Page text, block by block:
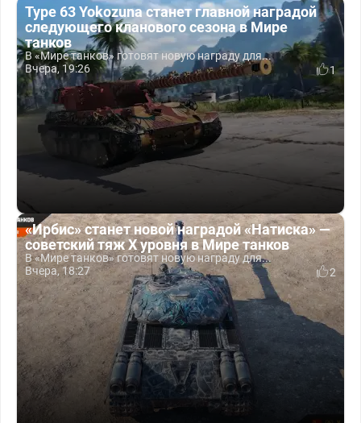
Type 63 Yokozuna станет главной наградой
следующего кланового сезона в Мире
танков
В «Мире танков» готовят новую награду для...
Вчера, 19:26
1
«Ирбис» станет новой наградой «Натиска» —
советский тяж X уровня в Мире танков
В «Мире танков» готовят новую награду для...
Вчера, 18:27
2